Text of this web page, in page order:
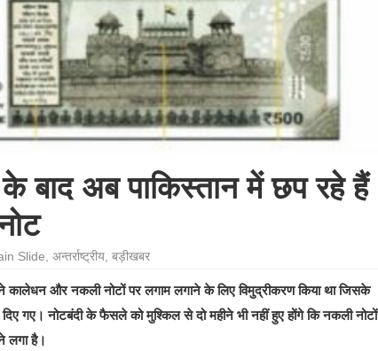
बाद अब पाकिस्तान में छप रहे हैं
Slide अन्तर्राष्ट्रीय, बड़ीखबर
ने कालेधन और नकली नोटों पर लगाम लगाने के लिए विमुद्रीकरण किया था जिसके
गए। नोटबंदी के फैसले को मुश्किल से दो महीने भी नहीं हुए होंगे कि नकली नोटों
लगा है।